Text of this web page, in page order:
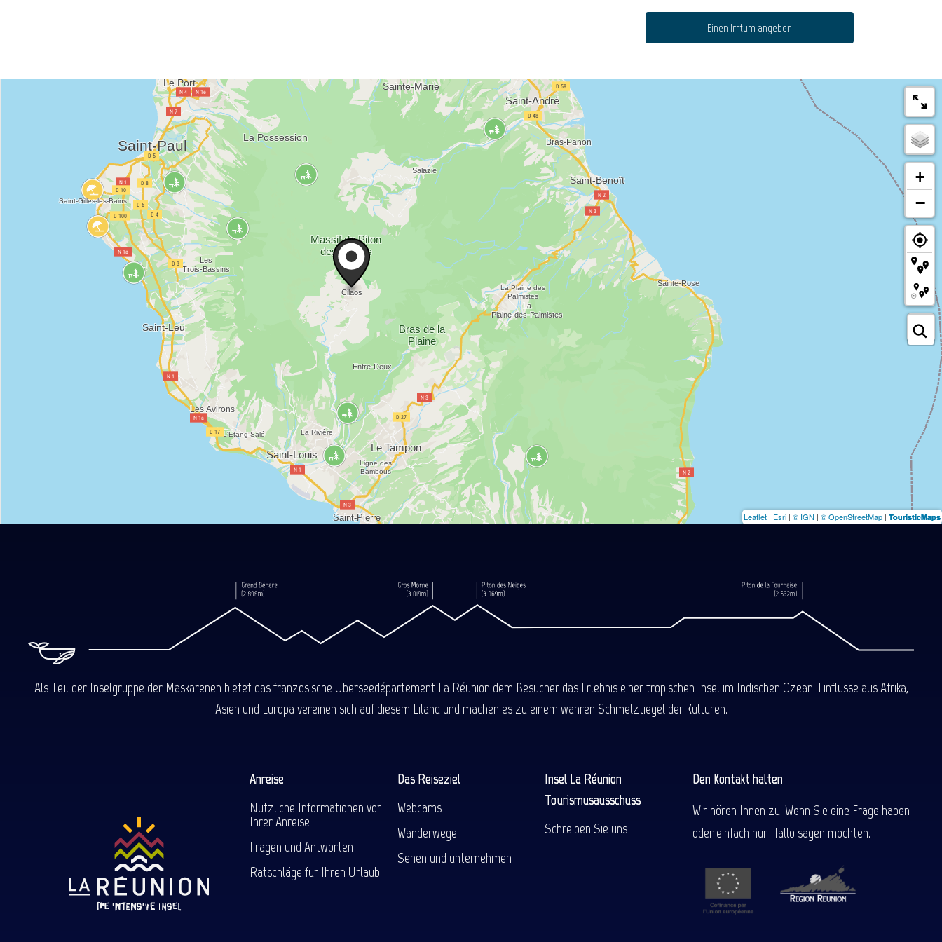
Einen Irrtum angeben
+
−
Leaflet | Esri | © IGN | © OpenStreetMap | TouristicMaps
Als Teil der Inselgruppe der Maskarenen bietet das französische Überseedépartement La Réunion dem Besucher das Erlebnis einer tropischen Insel im Indischen Ozean. Einflüsse aus Afrika,
Asien und Europa vereinen sich auf diesem Eiland und machen es zu einem wahren Schmelztiegel der Kulturen.
Anreise
Nützliche Informationen vor
Ihrer Anreise
Fragen und Antworten
Ratschläge für Ihren Urlaub
Das Reiseziel
Webcams
Wanderwege
Sehen und unternehmen
Insel La Réunion
Tourismusausschuss
Schreiben Sie uns
Den Kontakt halten
Wir hören Ihnen zu. Wenn Sie eine Frage haben
oder einfach nur Hallo sagen möchten.